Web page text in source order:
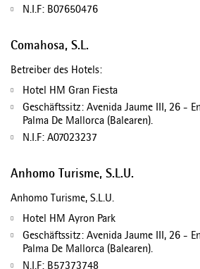
N.I.F: B07650476
Comahosa, S.L.
Betreiber des Hotels:
Hotel HM Gran Fiesta
Geschäftssitz: Avenida Jaume III, 26 -
Palma De Mallorca (Balearen).
N.I.F: A07023237
Anhomo Turisme, S.L.U.
Anhomo Turisme, S.L.U.
Hotel HM Ayron Park
Geschäftssitz: Avenida Jaume III, 26 -
Palma De Mallorca (Balearen).